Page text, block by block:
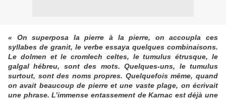
« On superposa la pierre à la pierre, on accoupla ces
syllabes de granit, le verbe essaya quelques combinaisons.
Le dolmen et le cromlech celtes, le tumulus étrusque, le
galgal hébreu, sont des mots. Quelques-uns, le tumulus
surtout, sont des noms propres. Quelquefois même, quand
on avait beaucoup de pierre et une vaste plage, on écrivait
une phrase. L’immense entassement de Karnac est déjà une